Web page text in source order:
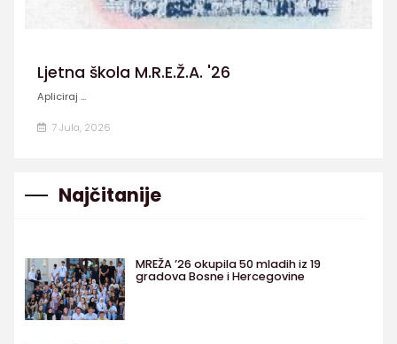
Ljetna škola M.R.E.Ž.A. '26
Apliciraj ...
7 Jula, 2026
Najčitanije
MREŽA ’26 okupila 50 mladih iz 19
gradova Bosne i Hercegovine